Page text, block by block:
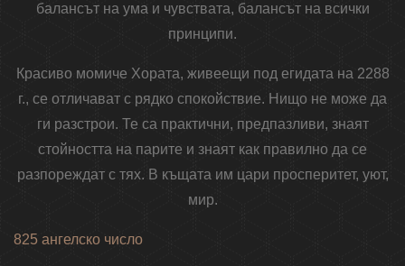
балансът на ума и чувствата, балансът на всички
принципи.
Красиво момиче Хората, живеещи под егидата на 2288
г., се отличават с рядко спокойствие. Нищо не може да
ги разстрои. Те са практични, предпазливи, знаят
стойността на парите и знаят как правилно да се
разпореждат с тях. В къщата им цари просперитет, уют,
мир.
825 ангелско число